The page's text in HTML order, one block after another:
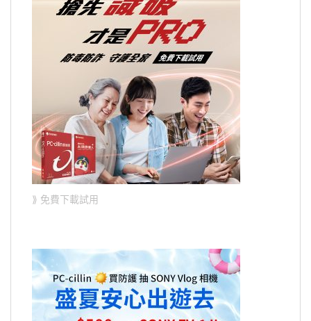
⟫ 免費下載試用